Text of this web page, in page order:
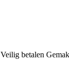
Veilig betalen